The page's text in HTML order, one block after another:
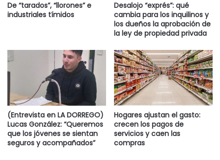
De “tarados”, “llorones” e
industriales tímidos
Desalojo “exprés”: qué
cambia para los inquilinos y
los dueños la aprobación de
la ley de propiedad privada
(Entrevista en LA DORREGO)
Lucas González: “Queremos
que los jóvenes se sientan
seguros y acompañados”
Hogares ajustan el gasto:
crecen los pagos de
servicios y caen las
compras